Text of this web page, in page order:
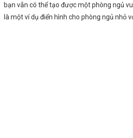
bạn vẫn có thể tạo được một phòng ngủ
là một ví dụ điển hình cho phòng ngủ nhỏ